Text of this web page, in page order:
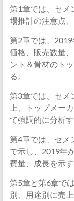
第1章では、セメ
場推計の注意点
第2章では、
価格、販売数量
ント＆骨材のト
る。
第3章では、セメ
上、トップメー
て強調的に分析す
第4章では、セメ
で示し、2019年
費量、成長を示す
第5章と第6章で
別、用途別に売